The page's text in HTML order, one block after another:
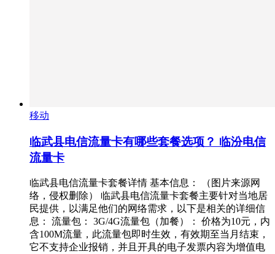
移动
临武县电信流量卡有哪些套餐选项？ 临汾电信
流量卡
临武县电信流量卡套餐详情 基本信息： （图片来源网
络，侵权删除） 临武县电信流量卡套餐主要针对当地居
民提供，以满足他们的网络需求，以下是相关的详细信
息： 流量包： 3G/4G流量包（加餐）： 价格为10元，内
含100M流量，此流量包即时生效，有效期至当月结束，
它不支持企业报销，并且开具的电子发票内容为增值电